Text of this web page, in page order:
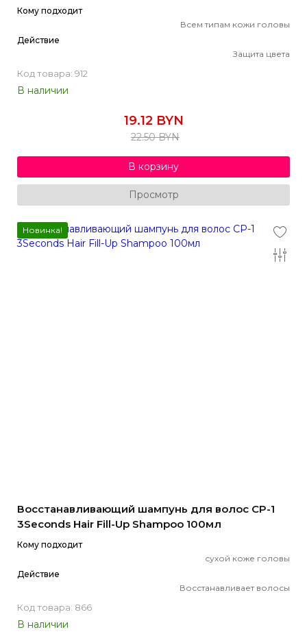
Кому подходит
Всем типам кожи головы
Действие
Защита цвета
Код товара: 912
В наличии
19.12 BYN
22.50 BYN
В корзину
Просмотр
Новинка!
Восстанавливающий шампунь для волос CP-1
3Seconds Hair Fill-Up Shampoo 100мл
Кому подходит
сухой коже головы
Действие
Восстанавливает волосы
Код товара: 866
В наличии